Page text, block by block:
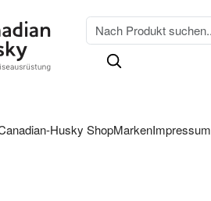
Husky ShopMarkenImpressum